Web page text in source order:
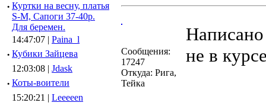
· Куртки на весну, платья
S-M, Сапоги 37-40р.
Для беремен.
14:47:07 | Paina_l
· Кубики Зайцева
12:03:08 | Jdask
· Коты-воители
15:20:21 | Leeeeen
Сообщения:
17247
Откуда: Рига,
Тейка
не в